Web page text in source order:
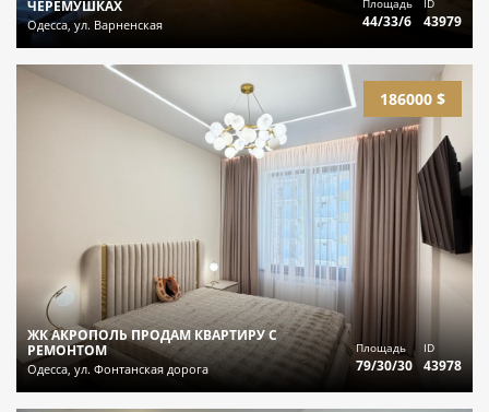
ЧЕРЕМУШКАХ
Одесса, ул. Варненская 44/33/6 43979
186000 $
ЖК АКРОПОЛЬ ПРОДАМ КВАРТИРУ С
РЕМОНТОМ
Одесса, ул. Фонтанская дорога
Площадь
79/30/30
ID
43978